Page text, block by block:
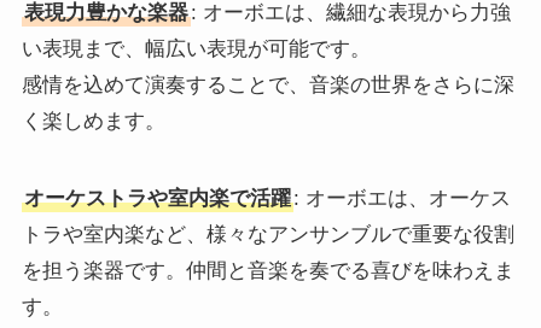
表現力豊かな楽器: オーボエは、繊細な表現から力強
い表現まで、幅広い表現が可能です。
感情を込めて演奏することで、音楽の世界をさらに深
く楽しめます。
オーケストラや室内楽で活躍: オーボエは、オーケス
トラや室内楽など、様々なアンサンブルで重要な役割
を担う楽器です。仲間と音楽を奏でる喜びを味わえま
す。